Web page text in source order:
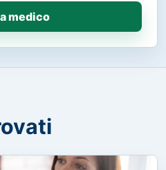
medico